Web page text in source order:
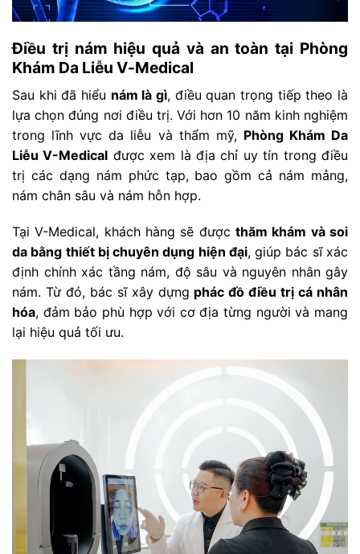
Điều trị nám hiệu quả và an toàn tại Phòng
Khám Da Liễu V-Medical
Sau khi đã hiểu nám là gì, điều quan trọng tiếp theo là
lựa chọn đúng nơi điều trị. Với hơn 10 năm kinh nghiệm
trong lĩnh vực da liễu và thẩm mỹ, Phòng Khám Da
Liễu V-Medical được xem là địa chỉ uy tín trong điều
trị các dạng nám phức tạp, bao gồm cả nám mảng,
nám chân sâu và nám hỗn hợp.
Tại V-Medical, khách hàng sẽ được thăm khám và soi
da bằng thiết bị chuyên dụng hiện đại, giúp bác sĩ xác
định chính xác tầng nám, độ sâu và nguyên nhân gây
nám. Từ đó, bác sĩ xây dựng phác đồ điều trị cá nhân
hóa, đảm bảo phù hợp với cơ địa từng người và mang
lại hiệu quả tối ưu.